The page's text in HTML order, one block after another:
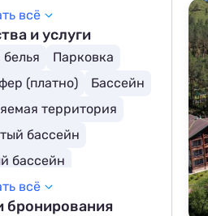
включен
меню
меню
всё
и услуги
Парковка
(платно)
Бассейн
территория
бассейн
бассейн
с подогревом
всё
бронирования